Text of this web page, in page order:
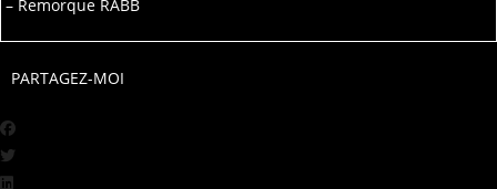
– Remorque RABB
PARTAGEZ-MOI